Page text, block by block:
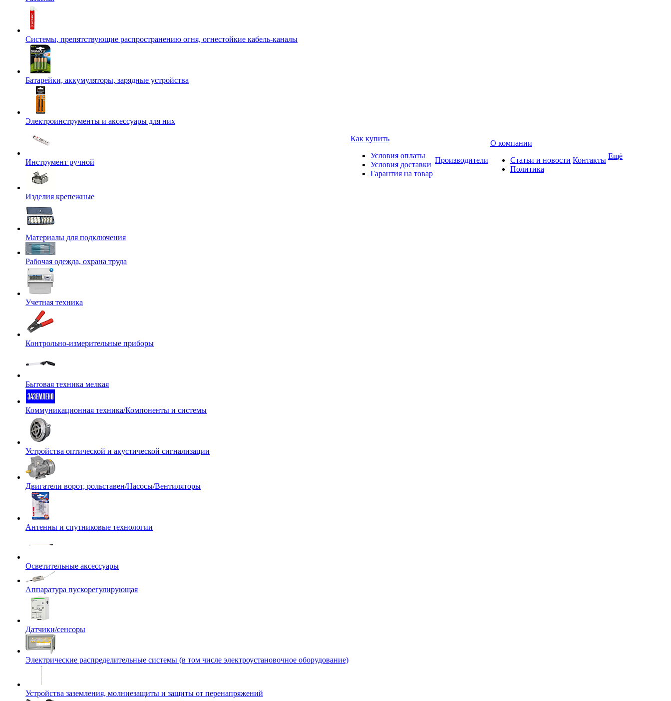
Системы, препятствующие распространению огня, огнестойкие кабель-каналы
Батарейки, аккумуляторы, зарядные устройства
Электроинструменты и аксессуары для них
Инструмент ручной
Изделия крепежные
Материалы для подключения
Рабочая одежда, охрана труда
Учетная техника
Контрольно-измерительные приборы
Бытовая техника мелкая
Коммуникационная техника/Компоненты и системы
Устройства оптической и акустической сигнализации
Двигатели ворот, рольставен/Насосы/Вентиляторы
Антенны и спутниковые технологии
Осветительные аксессуары
Аппаратура пускорегулирующая
Датчики/сенсоры
Электрические распределительные системы (в том числе электроустановочное оборудование)
Устройства заземления, молниезащиты и защиты от перенапряжений
Как купить
Условия оплаты
Условия доставки
Гарантия на товар
Производители
О компании
Статьи и новости
Политика
Контакты Ещё